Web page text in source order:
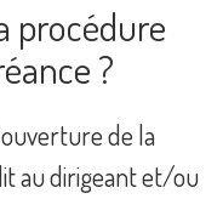
procédure
?
de la
au dirigeant et/ou